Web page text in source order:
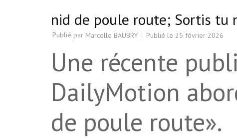
nid de poule route; Sortis tu
Publié par Marcelle BAUBRY Publié le 25 février 2026
Une récente
DailyMotion
de poule route».